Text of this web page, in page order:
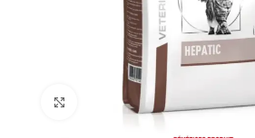
Cliquez pour agrandir